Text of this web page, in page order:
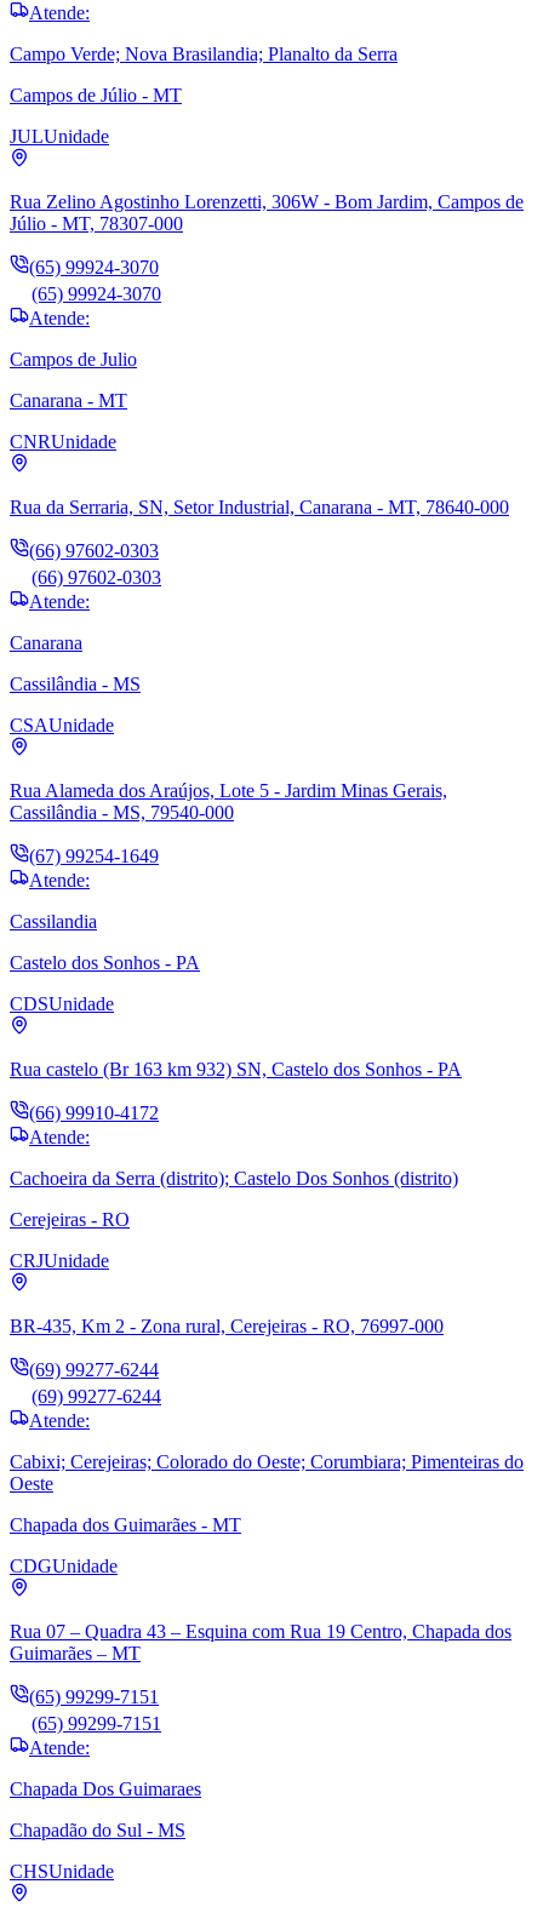
Atende:
Campo Verde; Nova Brasilandia; Planalto da Serra
Campos de Júlio - MT
JULUnidade
Rua Zelino Agostinho Lorenzetti, 306W - Bom Jardim, Campos de
Júlio - MT, 78307-000
(65) 99924-3070
(65) 99924-3070
Atende:
Campos de Julio
Canarana - MT
CNRUnidade
Rua da Serraria, SN, Setor Industrial, Canarana - MT, 78640-000
(66) 97602-0303
(66) 97602-0303
Atende:
Canarana
Cassilândia - MS
CSAUnidade
Rua Alameda dos Araújos, Lote 5 - Jardim Minas Gerais,
Cassilândia - MS, 79540-000
(67) 99254-1649
Atende:
Cassilandia
Castelo dos Sonhos - PA
CDSUnidade
Rua castelo (Br 163 km 932) SN, Castelo dos Sonhos - PA
(66) 99910-4172
Atende:
Cachoeira da Serra (distrito); Castelo Dos Sonhos (distrito)
Cerejeiras - RO
CRJUnidade
BR-435, Km 2 - Zona rural, Cerejeiras - RO, 76997-000
(69) 99277-6244
(69) 99277-6244
Atende:
Cabixi; Cerejeiras; Colorado do Oeste; Corumbiara; Pimenteiras do
Oeste
Chapada dos Guimarães - MT
CDGUnidade
Rua 07 – Quadra 43 – Esquina com Rua 19 Centro, Chapada dos
Guimarães – MT
(65) 99299-7151
(65) 99299-7151
Atende:
Chapada Dos Guimaraes
Chapadão do Sul - MS
CHSUnidade